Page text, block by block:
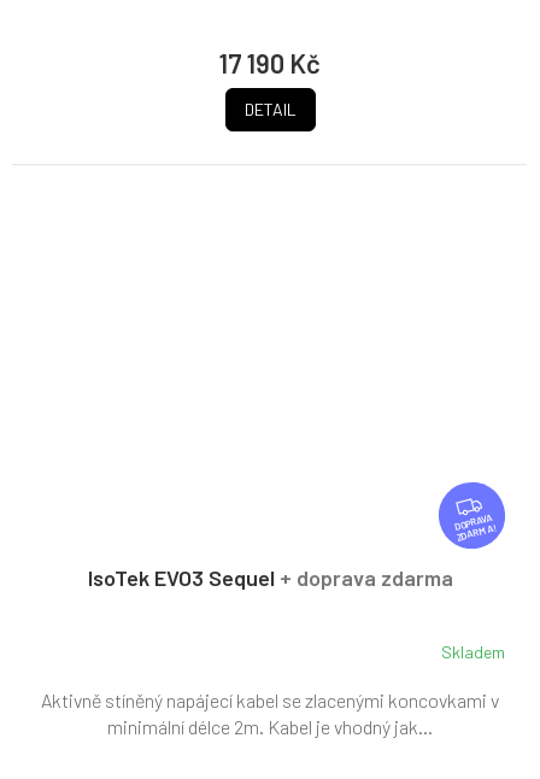
17 190 Kč
DETAIL
Z
D
A
ZDARMA
IsoTek EVO3 Sequel + doprava zdarma
Skladem
Aktivně stíněný napájecí kabel se zlacenými koncovkami v
minimální délce 2m. Kabel je vhodný jak...